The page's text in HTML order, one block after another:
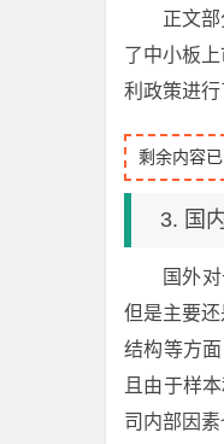
正文
了中小板
利政策进行
剩余内容
3. 国
国外
但是主要
结构等方
且由于样
司内部因